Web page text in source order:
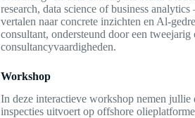
research, data science of business
vertalen naar concrete inzichten en Al-
consultant, ondersteund door een
consultancyvaardigheden.
Workshop
In deze interactieve workshop nemen
inspecties uitvoert op offshore